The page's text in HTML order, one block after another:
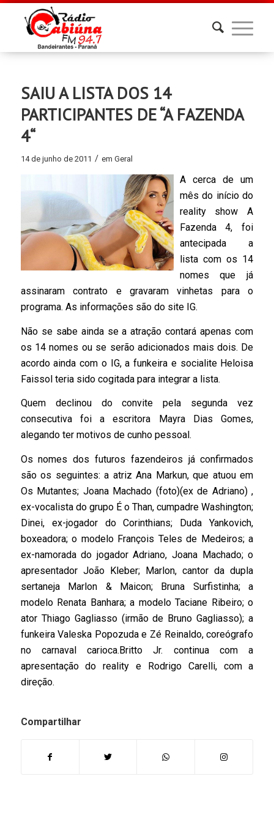
SAIU A LISTA DOS 14
PARTICIPANTES DE “A FAZENDA
4“
14 de junho de 2011 / em Geral
A cerca de um
mês do início do
reality show A
Fazenda 4, foi
antecipada a
lista com os 14
nomes que já
assinaram contrato e gravaram vinhetas para o
programa. As informações são do site IG.
Não se sabe ainda se a atração contará apenas com
os 14 nomes ou se serão adicionados mais dois. De
acordo ainda com o IG, a funkeira e socialite Heloisa
Faissol teria sido cogitada para integrar a lista.
Quem declinou do convite pela segunda vez
consecutiva foi a escritora Mayra Dias Gomes,
alegando ter motivos de cunho pessoal.
Os nomes dos futuros fazendeiros já confirmados
são os seguintes: a atriz Ana Markun, que atuou em
Os Mutantes; Joana Machado (foto)(ex de Adriano) ,
ex-vocalista do grupo É o Than, cumpadre Washington;
Dinei, ex-jogador do Corinthians; Duda Yankovich,
boxeadora; o modelo François Teles de Medeiros; a
ex-namorada do jogador Adriano, Joana Machado; o
apresentador João Kleber; Marlon, cantor da dupla
sertaneja Marlon & Maicon; Bruna Surfistinha; a
modelo Renata Banhara; a modelo Taciane Ribeiro; o
ator Thiago Gagliasso (irmão de Bruno Gagliasso); a
funkeira Valeska Popozuda e Zé Reinaldo, coreógrafo
no carnaval carioca.Britto Jr. continua com a
apresentação do reality e Rodrigo Carelli, com a
direção.
Compartilhar